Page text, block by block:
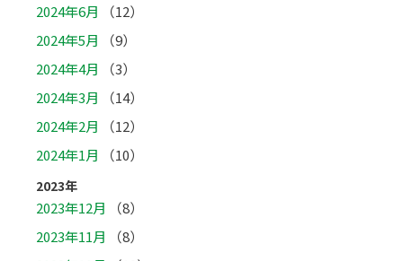
2024年6月
（12）
2024年5月
（9）
2024年4月
（3）
2024年3月
（14）
2024年2月
（12）
2024年1月
（10）
2023年
2023年12月
（8）
2023年11月
（8）